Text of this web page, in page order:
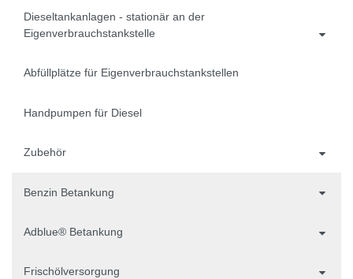
Dieseltankanlagen - stationär an der
Eigenverbrauchstankstelle
Abfüllplätze für Eigenverbrauchstankstellen
Handpumpen für Diesel
Zubehör
Benzin Betankung
Adblue® Betankung
Frischölversorgung